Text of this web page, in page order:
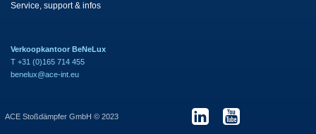
Service, support & infos
Verkoopkantoor BeNeLux
T +31 (0)165 714 455
benelux@ace-int.eu
ACE Stoßdämpfer GmbH © 2023